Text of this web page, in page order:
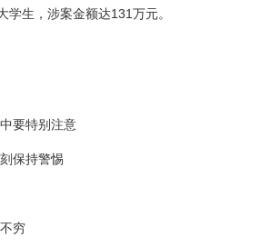
学生，涉案金额达131万元。
要特别注意
保持警惕
穷